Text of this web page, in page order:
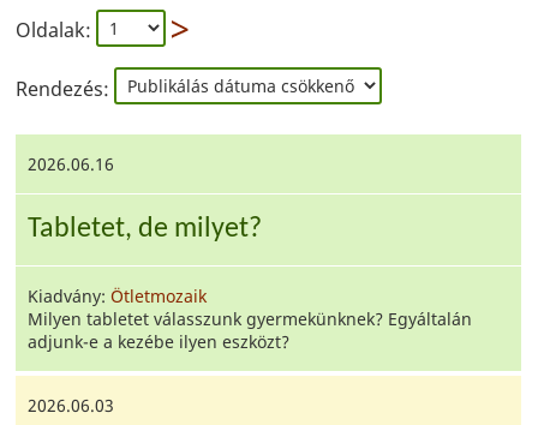
Oldalak:
Rendezés:
2026.06.16
Tabletet, de milyet?
Kiadvány: Ötletmozaik
Milyen tabletet válasszunk gyermekünknek? Egyáltalán
adjunk-e a kezébe ilyen eszközt?
2026.06.03